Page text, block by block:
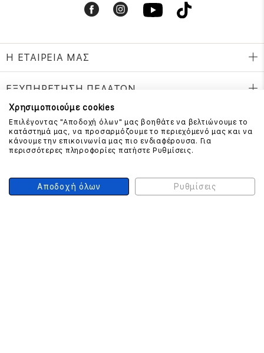
Η ΕΤΑΙΡΕΙΑ ΜΑΣ
ΕΞΥΠΗΡΕΤΗΣΗ ΠΕΛΑΤΩΝ
ΕΠΙΚΟΙΝΩΝΗΣΤΕ ΜΑΖΙ ΜΑΣ
210 999 4510
Χρησιμοποιούμε cookies
Επιλέγοντας "Αποδοχή όλων" μας βοηθάτε να βελτιώνουμε το
κατάστημά μας, να προσαρμόζουμε το περιεχόμενό μας και να
κάνουμε την επικοινωνία μας πιο ενδιαφέρουσα. Για
περισσότερες πληροφορίες πατήστε Ρυθμίσεις.
Αποδοχή όλων Ρυθμίσεις